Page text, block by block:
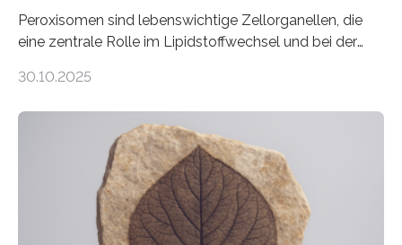
Peroxisomen sind lebenswichtige Zellorganellen, die
eine zentrale Rolle im Lipidstoffwechsel und bei der
erfüllen können, müssen zahlreiche Enzyme präzise in
der Ruhr-Universität Bochum um Prof. Dr. Ralf Erdmann
und Dr. Ismaila Francis Yusuf hat nun einen bislang
unbekannten Qualitätskontrollmechanismus des
peroxisomalen Proteintransports in der Bäckerhefe
Saccharomyces cerevisiae entdeckt, der für die
Funktionsfähigkeit der Organellen entscheidend ist. Die
30.10.2025